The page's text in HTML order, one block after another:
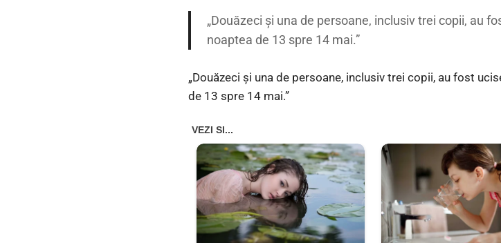
„Douăzeci și una de persoane, inclusiv trei copii, au
noaptea de 13 spre 14 mai.”
„Douăzeci și una de persoane, inclusiv trei copii, au fost
de 13 spre 14 mai.”